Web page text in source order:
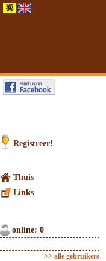
Registreer!
Thuis
Links
online: 0
>> alle gebruikers